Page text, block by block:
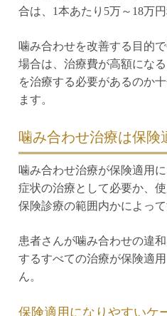
合は、1本あたり5万～18万
噛み合わせを改善する目的
場合は、治療費が高額にな
を治療する必要があるのか
ます。
噛み合わせ治療は保険
噛み合わせ治療が保険適用
症状の治療として必要か、
保険診療の範囲内かによって
患者さんが噛み合わせの違
するすべての治療が保険適
ん。
保険適用になりやすいケ